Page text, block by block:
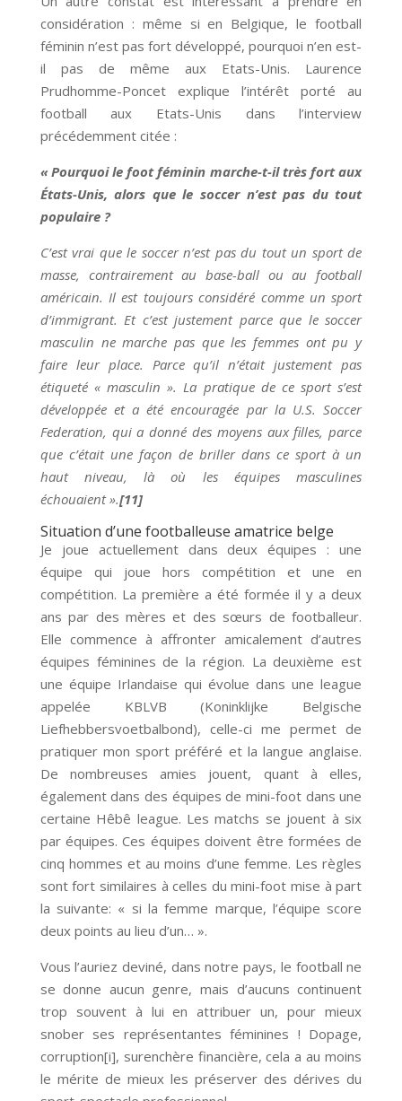
considération : même si en Belgique, le football
féminin n’est pas fort développé, pourquoi n’en est-
il pas de même aux Etats-Unis. Laurence
Prudhomme-Poncet explique l’intérêt porté au
football aux Etats-Unis dans l’interview
précédemment citée :
« Pourquoi le foot féminin marche-t-il très fort aux
États-Unis, alors que le soccer n’est pas du tout
populaire ?
C’est vrai que le soccer n’est pas du tout un sport de
masse, contrairement au base-ball ou au football
américain. Il est toujours considéré comme un sport
d’immigrant. Et c’est justement parce que le soccer
masculin ne marche pas que les femmes ont pu y
faire leur place. Parce qu’il n’était justement pas
étiqueté « masculin ». La pratique de ce sport s’est
développée et a été encouragée par la U.S. Soccer
Federation, qui a donné des moyens aux filles, parce
que c’était une façon de briller dans ce sport à un
haut niveau, là où les équipes masculines
échouaient ».[11]
Situation d’une footballeuse amatrice belge
Je joue actuellement dans deux équipes : une
équipe qui joue hors compétition et une en
compétition. La première a été formée il y a deux
ans par des mères et des sœurs de footballeur.
Elle commence à affronter amicalement d’autres
équipes féminines de la région. La deuxième est
une équipe Irlandaise qui évolue dans une league
appelée KBLVB (Koninklijke Belgische
Liefhebbersvoetbalbond), celle-ci me permet de
pratiquer mon sport préféré et la langue anglaise.
De nombreuses amies jouent, quant à elles,
également dans des équipes de mini-foot dans une
certaine Hêbê league. Les matchs se jouent à six
par équipes. Ces équipes doivent être formées de
cinq hommes et au moins d’une femme. Les règles
sont fort similaires à celles du mini-foot mise à part
la suivante: « si la femme marque, l’équipe score
deux points au lieu d’un… ».
Vous l’auriez deviné, dans notre pays, le football ne
se donne aucun genre, mais d’aucuns continuent
trop souvent à lui en attribuer un, pour mieux
snober ses représentantes féminines ! Dopage,
corruption[i], surenchère financière, cela a au moins
le mérite de mieux les préserver des dérives du